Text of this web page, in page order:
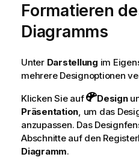
Formatieren
Diagramms
Unter Darstellung im
mehrere Designoptionen
Klicken Sie auf
Design
Präsentation, um das
anzupassen. Das
Abschnitte auf den
Diagramm.